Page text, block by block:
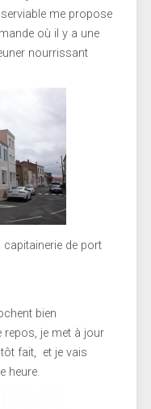
me propose
où il y a une
nourrissant
capitainerie de port
bien
repos, je met à jour
fait, et je vais
heure.